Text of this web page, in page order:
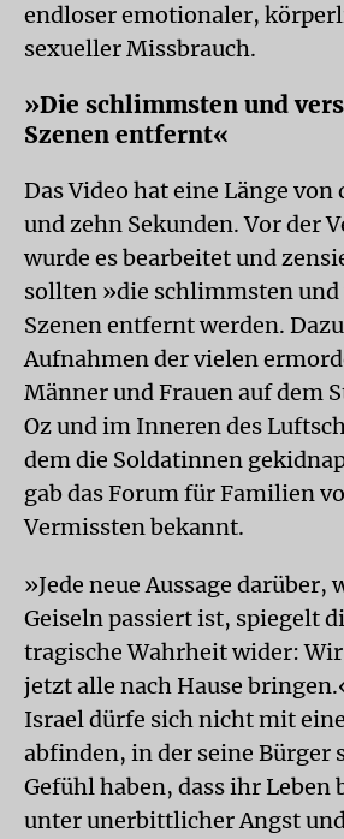
endloser emotionaler,
sexueller Missbrauch.
»Die schlimmsten und
Szenen entfernt«
Das Video hat eine Länge
und zehn Sekunden. Vor der
wurde es bearbeitet und
sollten »die schlimmsten
Szenen entfernt werden.
Aufnahmen der vielen
Männer und Frauen auf dem
Oz und im Inneren des
dem die Soldatinnen
gab das Forum für Familien
Vermissten bekannt.
»Jede neue Aussage darüber,
Geiseln passiert ist, spiegelt
tragische Wahrheit wider:
jetzt alle nach Hause
Israel dürfe sich nicht mit
abfinden, in der seine Bürger
Gefühl haben, dass ihr Leben
unter unerbittlicher Angst